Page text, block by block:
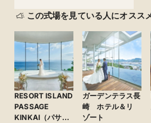
この式場を見ている人にオスス
RESORT ISLAND
PASSAGE
KINKAI（パサー
ガーデンテラス長
崎 ホテル＆リ
ゾート